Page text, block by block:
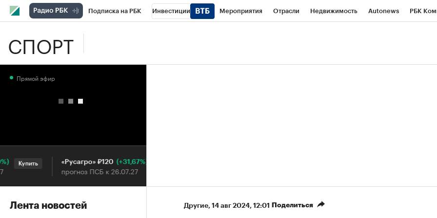
Подписка на РБК Инвестиции Мероприятия Отрасли Недвижимость Autonews РБК
СПОРТ
Другие⁠, 14 авг 2024, 12:01 Поделиться
Прямой эфир
Купить «Русагро» ₽120 (+31,67%)
прогноз ПСБ к 26.07.27
Купить
Лента новостей